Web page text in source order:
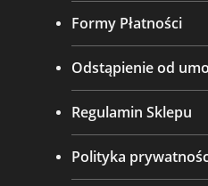
Formy Płatności
Odstąpienie od
Regulamin Sklepu
Polityka